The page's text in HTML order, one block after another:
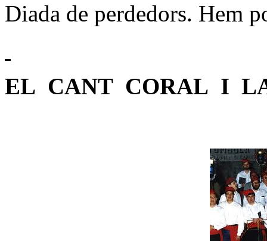
Diada de perdedors. Hem
EL CANT CORAL I